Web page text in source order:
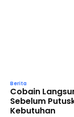
Berita
Cobain
Sebelum
Kebutuhan